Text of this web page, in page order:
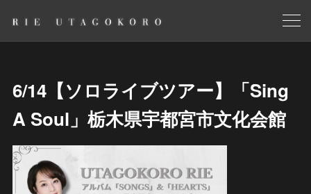
6/14【ソロライブツアー】「Sing
A Soul」栃木県宇都宮市文化会館